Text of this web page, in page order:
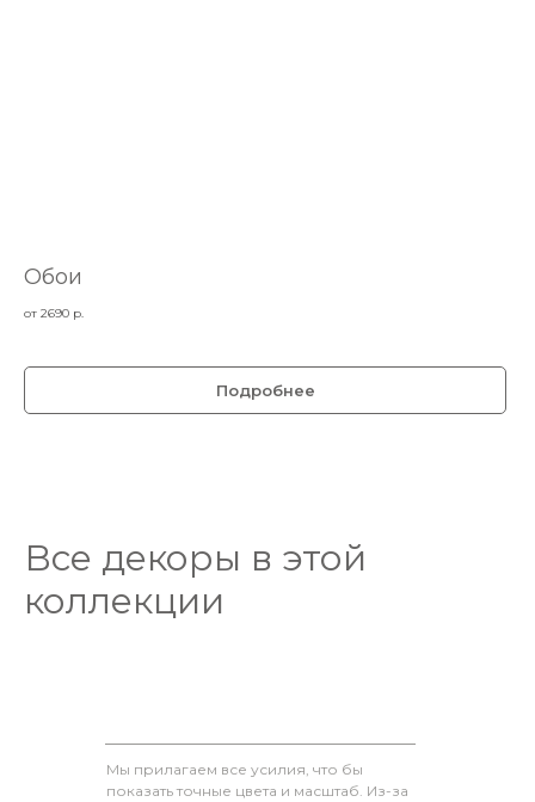
Обои
от 2690 р.
Подробнее
Все декоры в этой
коллекции
Мы прилагаем все усилия, что бы
показать точные цвета и масштаб. Из-за